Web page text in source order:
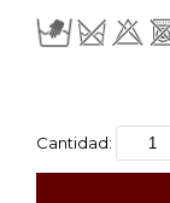
Cantidad: